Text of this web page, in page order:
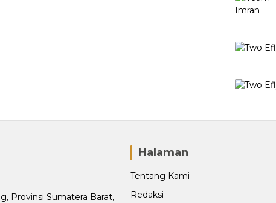
Provinsi Sumatera Barat,
Halaman
Tentang Kami
Redaksi